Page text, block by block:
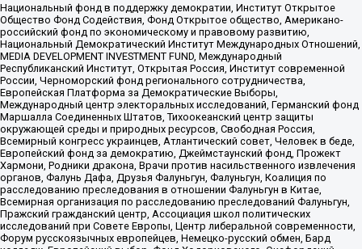
Национальный фонд в поддержку демократии, Институт Открытое
Общество Фонд Содействия, Фонд Открытое общество, Американо-
российский фонд по экономическому и правовому развитию,
Национальный Демократический Институт Международных Отношений,
MEDIA DEVELOPMENT INVESTMENT FUND, Международный
Республиканский Институт, Открытая Россия, Институт современной
России, Черноморский фонд регионального сотрудничества,
Европейская Платформа за Демократические Выборы,
Международный центр электоральных исследований, Германский фонд
Маршалла Соединенных Штатов, Тихоокеанский центр защиты
окружающей среды и природных ресурсов, Свободная Россия,
Всемирный конгресс украинцев, Атлантический совет, Человек в беде,
Европейский фонд за демократию, Джеймстаунский фонд, Прожект
Хармони, Родники дракона, Врачи против насильственного извлечения
органов, Фалунь Дафа, Друзья Фалуньгун, Фалуньгун, Коалиция по
расследованию преследования в отношении Фалуньгун в Китае,
Всемирная организация по расследованию преследований Фалуньгун,
Пражский гражданский центр, Ассоциация школ политических
исследований при Совете Европы, Центр либеральной современности,
Форум русскоязычных европейцев, Немецко-русский обмен, Бард